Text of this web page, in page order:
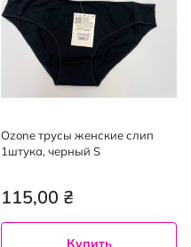
Ozone трусы женские слип
1штука, черный S
115,00 ₴
Купить